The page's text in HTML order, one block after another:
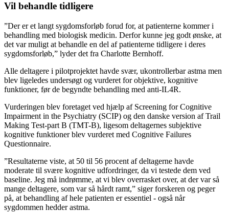
Vil behandle tidligere
”Der er et langt sygdomsforløb forud for, at patienterne kommer i
behandling med biologisk medicin. Derfor kunne jeg godt ønske, at
det var muligt at behandle en del af patienterne tidligere i deres
sygdomsforløb,” lyder det fra Charlotte Bernhoff.
Alle deltagere i pilotprojektet havde svær, ukontrollerbar astma men
blev ligeledes undersøgt og vurderet for objektive, kognitive
funktioner, før de begyndte behandling med anti-IL4R.
Vurderingen blev foretaget ved hjælp af Screening for Cognitive
Impairment in the Psychiatry (SCIP) og den danske version af Trail
Making Test-part B (TMT-B), ligesom deltagernes subjektive
kognitive funktioner blev vurderet med Cognitive Failures
Questionnaire.
”Resultaterne viste, at 50 til 56 procent af deltagerne havde
moderate til svære kognitive udfordringer, da vi testede dem ved
baseline. Jeg må indrømme, at vi blev overrasket over, at der var så
mange deltagere, som var så hårdt ramt,” siger forskeren og peger
på, at behandling af hele patienten er essentiel - også når
sygdommen hedder astma.